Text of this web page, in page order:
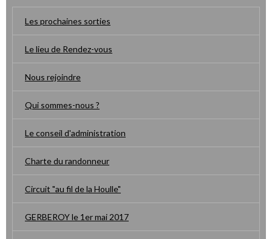
Les prochaines sorties
Le lieu de Rendez-vous
Nous rejoindre
Qui sommes-nous ?
Le conseil d'administration
Charte du randonneur
Circuit "au fil de la Houlle"
GERBEROY le 1er mai 2017